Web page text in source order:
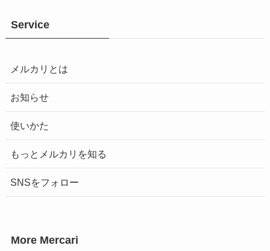
Service
メルカリとは
お知らせ
使いかた
もっとメルカリを知る
SNSをフォロー
More Mercari